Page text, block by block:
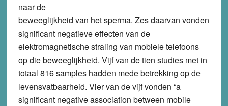
naar de
beweeglijkheid van het sperma. Zes daarvan vonden
significant negatieve effecten van de
elektromagnetische straling van mobiele telefoons
op die beweeglijkheid. Vijf van de tien studies met in
totaal 816 samples hadden mede betrekking op de
levensvatbaarheid. Vier van de vijf vonden “a
significant negative association between mobile